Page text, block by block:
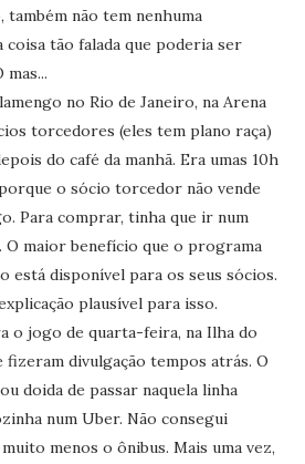
não tem nenhuma
coisa tão falada que poderia ser
no Rio de Janeiro, na Arena
torcedores (eles tem plano raça)
do café da manhã. Era umas 10h
o sócio torcedor não vende
Para comprar, tinha que ir num
O maior benefício que o programa
está disponível para os seus sócios.
plausível para isso.
o jogo de quarta-feira, na Ilha do
fizeram divulgação tempos atrás. O
doida de passar naquela linha
num Uber. Não consegui
menos o ônibus. Mais uma vez,